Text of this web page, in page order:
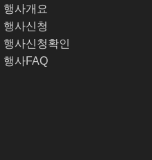
행사개요
행사신청
행사신청확인
행사FAQ